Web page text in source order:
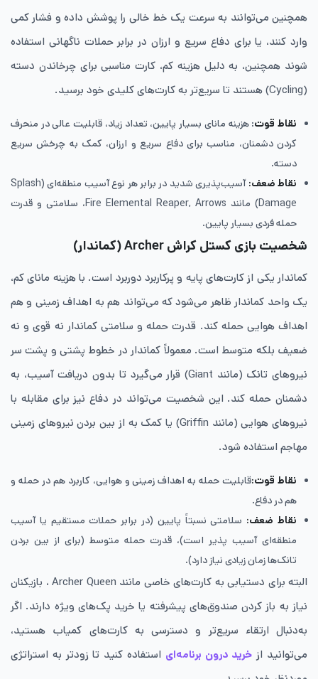
همچنین می‌توانند به سرعت یک خط خالی را پوشش داده و فشار کمی
وارد کنند، یا برای دفاع سریع و ارزان در برابر حملات ناگهانی استفاده
شوند همچنین، به دلیل هزینه کم، کارت مناسبی برای چرخاندن دسته
(Cycling) هستند تا سریع‌تر به کارت‌های کلیدی خود برسید.
نقاط قوت: هزینه مانای بسیار پایین، تعداد زیاد، قابلیت عالی در منحرف
کردن دشمنان، مناسب برای دفاع سریع و ارزان، کمک به چرخش سریع
دسته.
نقاط ضعف:
آسیب‌پذیری شدید در برابر هر نوع آسیب منطقه‌ای (Splash
Damage) مانند Fire Elemental Reaper, Arrows، سلامتی و قدرت
حمله فردی بسیار پایین.
شخصیت بازی کستل کراش Archer (کماندار)
کماندار یکی از کارت‌های پایه و پرکاربرد دوربرد است. با هزینه مانای کم،
یک واحد کماندار ظاهر می‌شود که می‌تواند هم به اهداف زمینی و هم
اهداف هوایی حمله کند. قدرت حمله و سلامتی کماندار نه قوی و نه
ضعیف بلکه متوسط است. معمولاً کماندار در خطوط پشتی و پشت سر
نیروهای تانک (مانند Giant) قرار می‌گیرد تا بدون دریافت آسیب، به
دشمنان حمله کند. این شخصیت می‌تواند در دفاع نیز برای مقابله با
نیروهای هوایی (مانند Griffin) یا کمک به از بین بردن نیروهای زمینی
مهاجم استفاده شود.
نقاط قوت:قابلیت حمله به اهداف زمینی و هوایی، کاربرد هم در حمله و
هم در دفاع.
نقاط ضعف: سلامتی نسبتاً پایین (در برابر حملات مستقیم یا آسیب
منطقه‌ای آسیب‌ پذیر است)، قدرت حمله متوسط (برای از بین بردن
تانک‌ها زمان زیادی نیاز دارد).
البته برای دستیابی به کارت‌های خاصی مانند Archer Queen ، بازیکنان
نیاز به باز کردن صندوق‌های پیشرفته یا خرید پک‌های ویژه دارند. اگر
به‌دنبال ارتقاء سریع‌تر و دسترسی به کارت‌های کمیاب هستید،
می‌توانید از خرید درون برنامه‌ای استفاده کنید تا زودتر به استراتژی